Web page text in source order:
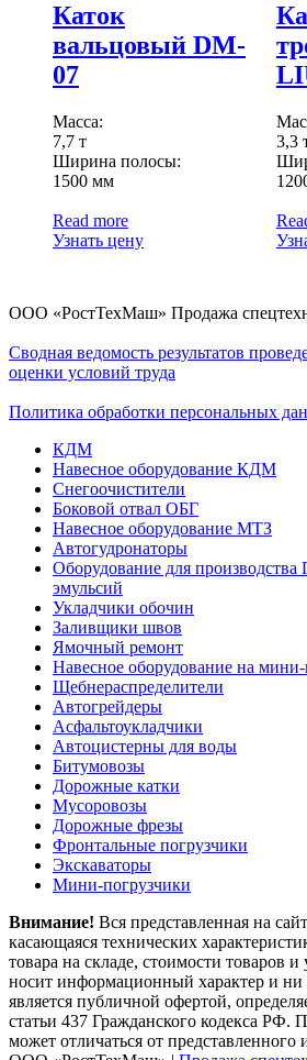
Каток
вальцовый DM-
07
Масса:
7,7 т
Ширина полосы:
1500 мм
Read more
Узнать цену
3,3
ООО «РостТехМаш» Продажа
Сводная ведомость результатов
оценки условий труда
Политика обработки персональных
КДМ
Навесное оборудование КДМ
Снегоочистители
Боковой отвал ОБГ
Навесное оборудование МТЗ
Автогудронаторы
Оборудование для
эмульсий
Укладчики обочин
Заливщики швов
Ямочный ремонт
Навесное оборудование на
Щебнераспределители
Автогрейдеры
Асфальтоукладчики
Автоцистерны для воды
Битумовозы
Дорожные катки
Мусоровозы
Дорожные фрезы
Фронтальные погрузчики
Экскаваторы
Мини-погрузчики
Внимание! Вся представленная на
касающаяся технических
товара на складе, стоимости товаров и
носит информационный характер и ни
является публичной офертой,
статьи 437 Гражданского кодекса РФ.
может отличаться от представленного